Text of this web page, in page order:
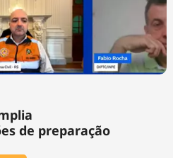
de preparação